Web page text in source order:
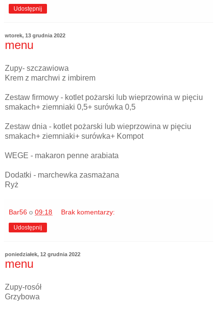
Udostępnij
wtorek, 13 grudnia 2022
menu
Zupy- szczawiowa
Krem z marchwi z imbirem
Zestaw firmowy - kotlet pożarski lub wieprzowina w pięciu
smakach+ ziemniaki 0,5+ surówka 0,5
Zestaw dnia - kotlet pożarski lub wieprzowina w pięciu
smakach+ ziemniaki+ surówka+ Kompot
WEGE - makaron penne arabiata
Dodatki - marchewka zasmażana
Ryż
Bar56 o 09:18 Brak komentarzy:
Udostępnij
poniedziałek, 12 grudnia 2022
menu
Zupy-rosół
Grzybowa